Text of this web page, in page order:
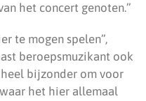
het concert genoten.”
te mogen spelen”,
beroepsmuzikant ook
bijzonder om voor
het hier allemaal